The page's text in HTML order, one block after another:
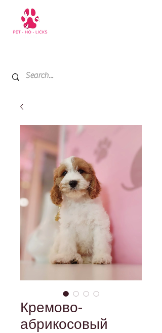
Кремово-
абрикосовый